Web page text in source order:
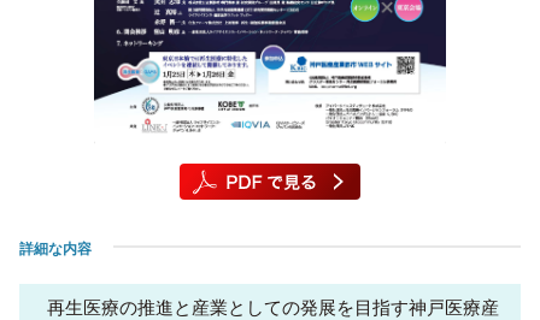
詳細な内容
再生医療の推進と産業としての発展を目指す神戸医療産